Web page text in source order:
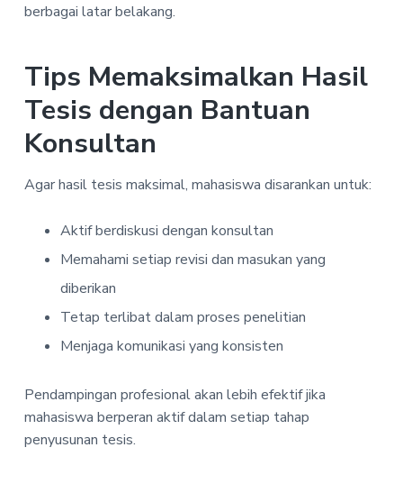
berbagai latar belakang.
Tips Memaksimalkan Hasil
Tesis dengan Bantuan
Konsultan
Agar hasil tesis maksimal, mahasiswa disarankan untuk:
Aktif berdiskusi dengan konsultan
Memahami setiap revisi dan masukan yang
diberikan
Tetap terlibat dalam proses penelitian
Menjaga komunikasi yang konsisten
Pendampingan profesional akan lebih efektif jika
mahasiswa berperan aktif dalam setiap tahap
penyusunan tesis.